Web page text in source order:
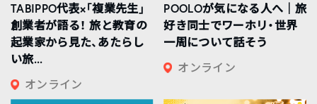
TABIPPO代表×「複業先生」
創業者が語る！ 旅と教育の
起業家から見た、あたらし
い旅...
オンライン
POOLOが気になる人へ｜旅
好き同士でワーホリ・世界
一周について話そう
オンライン